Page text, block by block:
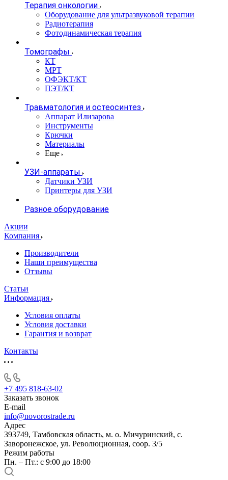
Терапия онкологии
Оборудование для ультразвуковой терапии
Радиотерапия
Фотодинамическая терапия
Томографы
КТ
МРТ
ОФЭКТ/КТ
ПЭТ/КТ
Травматология и остеосинтез
Аппарат Илизарова
Инструменты
Крючки
Материалы
Еще
УЗИ-аппараты
Датчики УЗИ
Принтеры для УЗИ
Разное оборудование
Акции
Компания
Производители
Наши преимущества
Отзывы
Статьи
Информация
Условия оплаты
Условия доставки
Гарантия и возврат
Контакты
+7 495 818-63-02
Заказать звонок
E-mail
info@novorostrade.ru
Адрес
393749, Тамбовская область, м. о. Мичуринский, с.
Заворонежское, ул. Революционная, соор. 3/5
Режим работы
Пн. – Пт.: с 9:00 до 18:00